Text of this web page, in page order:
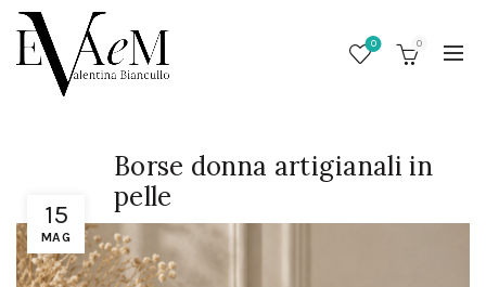
0 0
15
MAG
Borse donna artigianali in
pelle